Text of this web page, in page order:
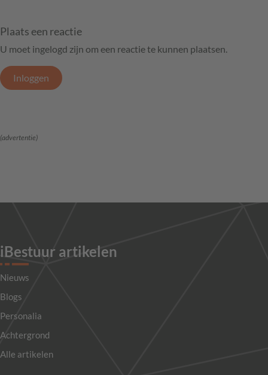
Plaats een reactie
U moet ingelogd zijn om een reactie te kunnen plaatsen.
Inloggen
(advertentie)
iBestuur artikelen
Nieuws
Blogs
Personalia
Achtergrond
Alle artikelen